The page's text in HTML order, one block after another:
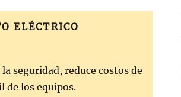
ELÉCTRICO
seguridad, reduce costos de
de los equipos.